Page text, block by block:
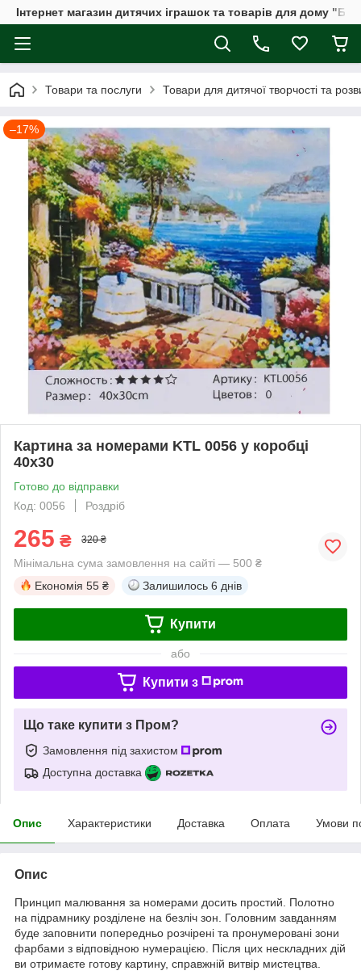
Інтернет магазин дитячих іграшок та товарів для дому
Товари та послуги Товари для дитячої творчості та
–17%
Картина за номерами KTL 0056 у коробці
40х30
Готово до відправки
Код: 0056
Роздріб
265 ₴ 320 ₴
Мінімальна сума замовлення на сайті — 500 ₴
Економія 55 ₴ Залишилось 6 днів
Купити
або
Купити з
Що таке купити з Пром?
Замовлення під захистом
Доступна доставка
Опис Характеристики Доставка Оплата Умови
Опис
Принцип малювання за номерами досить простий. Полотно
на підрамнику розділене на безліч зон. Головним завданням
буде заповнити попередньо розчірені та пронумеровані зони
фарбами з відповідною нумерацією. Після цих нескладних дій
ви отримаєте готову картину, справжній витвір мистецтва.